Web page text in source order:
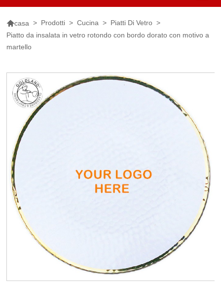
casa > Prodotti > Cucina > Piatti Di Vetro >
Piatto da insalata in vetro rotondo con bordo dorato con motivo a
martello